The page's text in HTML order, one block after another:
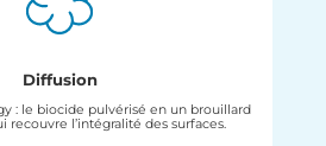
Diffusion
: le biocide pulvérisé en un brouillard
recouvre l’intégralité des surfaces.